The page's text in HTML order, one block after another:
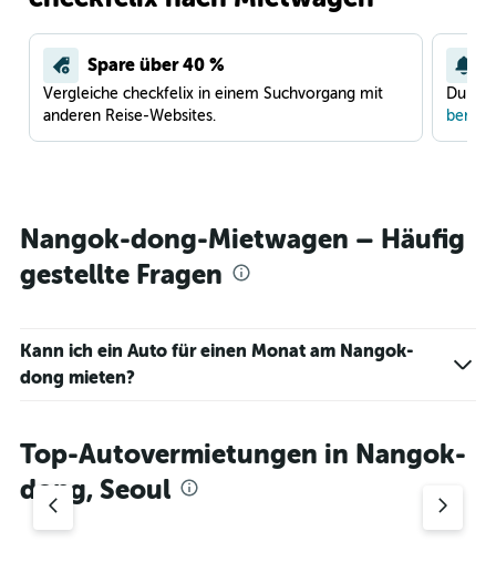
Spare über 40 %
Vergleiche checkfelix in einem Suchvorgang mit
anderen Reise-Websites.
Du
Nangok-dong-Mietwagen – Häufig
gestellte Fragen
Kann ich ein Auto für einen Monat am Nangok-
dong mieten?
Top-Autovermietungen in Nangok-
dong, Seoul